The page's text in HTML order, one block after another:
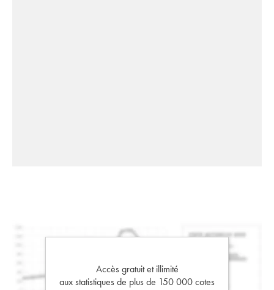
Accès gratuit et illimité
aux statistiques de plus de 150 000 cotes